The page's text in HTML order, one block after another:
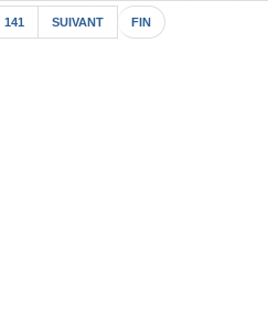
141 SUIVANT FIN